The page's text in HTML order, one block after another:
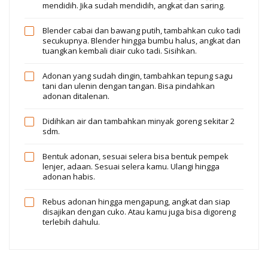
mendidih. Jika sudah mendidih, angkat dan saring.
Blender cabai dan bawang putih, tambahkan cuko tadi
secukupnya. Blender hingga bumbu halus, angkat dan
tuangkan kembali diair cuko tadi. Sisihkan.
Adonan yang sudah dingin, tambahkan tepung sagu
tani dan ulenin dengan tangan. Bisa pindahkan
adonan ditalenan.
Didihkan air dan tambahkan minyak goreng sekitar 2
sdm.
Bentuk adonan, sesuai selera bisa bentuk pempek
lenjer, adaan. Sesuai selera kamu. Ulangi hingga
adonan habis.
Rebus adonan hingga mengapung, angkat dan siap
disajikan dengan cuko. Atau kamu juga bisa digoreng
terlebih dahulu.